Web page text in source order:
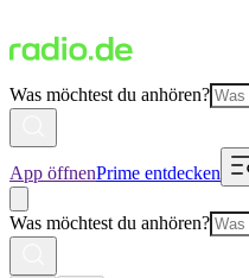
Was möchtest du anhören?
App öffnenPrime entdecken
Was möchtest du anhören?